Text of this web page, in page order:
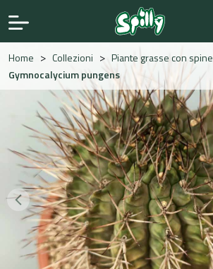
Home > Collezioni > Piante grasse con spine
Gymnocalycium pungens